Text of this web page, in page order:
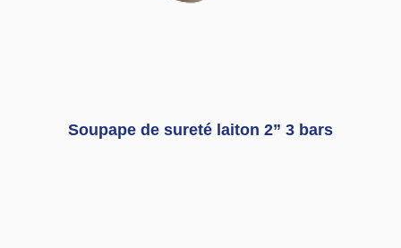
Soupape de sureté laiton 2” 3 bars